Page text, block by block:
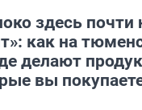
здесь почти
как на
делают
вы